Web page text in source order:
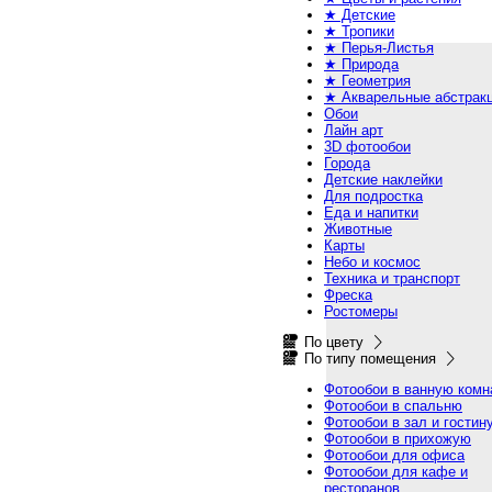
★ Детские
★ Тропики
★ Перья-Листья
★ Природа
★ Геометрия
★ Акварельные
Обои
Лайн арт
3D фотообои
Города
Детские наклейки
Для подростка
Еда и напитки
Животные
Карты
Небо и космос
Техника и транспорт
Фреска
Ростомеры
По цвету
По типу помещения
Фотообои в ванную
Фотообои в спальню
Фотообои в зал и
Фотообои в прихожую
Фотообои для офиса
Фотообои для кафе и
ресторанов